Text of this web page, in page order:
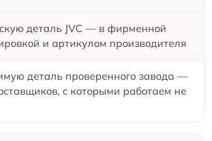
деталь JVC — в фирменной
и артикулом производителя
деталь проверенного завода —
с которыми работаем не